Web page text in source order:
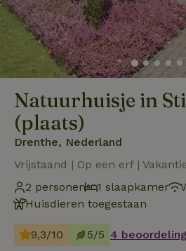
Natuurhuisje in
(plaats)
Drenthe, Nederland
Vrijstaand | Op een erf |
2 personen
1 slaapkamer
Huisdieren toegestaan
9,3/10 5/5 4